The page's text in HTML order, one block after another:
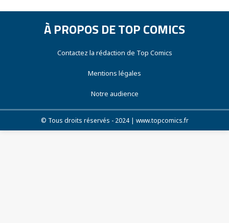
À PROPOS DE TOP COMICS
Contactez la rédaction de Top Comics
Mentions légales
Notre audience
© Tous droits réservés - 2024 | www.topcomics.fr